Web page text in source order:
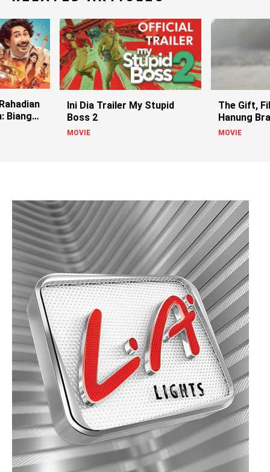
Biang
Ini Dia Trailer My Stupid
Boss 2
MOVIE
The Gift,
Hanung
Paling
MOVIE